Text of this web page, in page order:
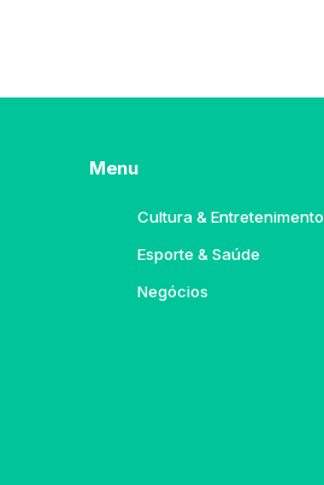
Menu
Cultura & Entretenimento
Esporte & Saúde
Negócios